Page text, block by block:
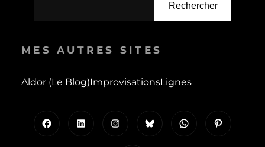
Rechercher
MES AUTRES SITES
Aldor (le Blog)ImprovisationsLignes
Instagram WhatsApp